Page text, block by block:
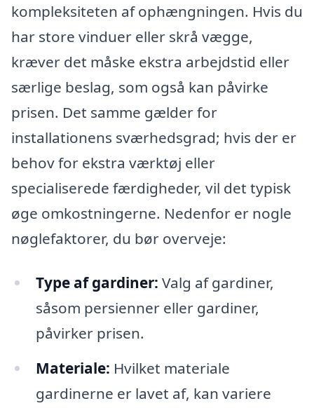
kompleksiteten af ophængningen. Hvis du
har store vinduer eller skrå vægge,
kræver det måske ekstra arbejdstid eller
særlige beslag, som også kan påvirke
prisen. Det samme gælder for
installationens sværhedsgrad; hvis der er
behov for ekstra værktøj eller
specialiserede færdigheder, vil det typisk
øge omkostningerne. Nedenfor er nogle
nøglefaktorer, du bør overveje:
Type af gardiner: Valg af gardiner,
såsom persienner eller gardiner,
påvirker prisen.
Materiale: Hvilket materiale
gardinerne er lavet af, kan variere